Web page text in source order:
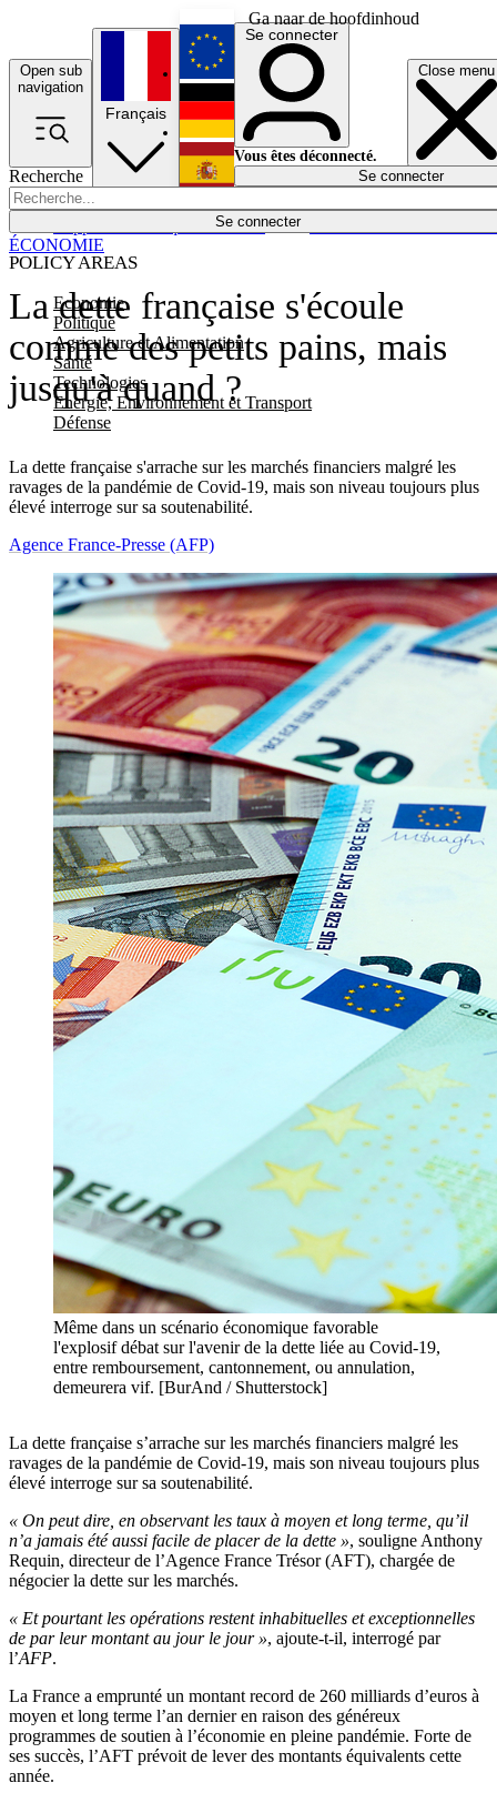
Ga naar de hoofdinhoud
Open sub
navigation
Close menu
Recherche
Se connecter
POLICY AREAS
Economie
Politique
Agriculture et Alimentation
Santé
Technologies
Energie, Environnement et Transport
Défense
Économie
Français
English
Deutsch
Español
Se connecter
Vous êtes déconnecté.
Se connecter
La dette française s'écoule
comme des petits pains, mais
jusqu'à quand ?
La dette française s'arrache sur les marchés financiers malgré les
ravages de la pandémie de Covid-19, mais son niveau toujours plus
élevé interroge sur sa soutenabilité.
ÉCONOMIE
Agence France-Presse (AFP)
Même dans un scénario économique favorable
l'explosif débat sur l'avenir de la dette liée au Covid-19,
entre remboursement, cantonnement, ou annulation,
demeurera vif. [BurAnd / Shutterstock]
La dette française s’arrache sur les marchés financiers malgré les
ravages de la pandémie de Covid-19, mais son niveau toujours plus
élevé interroge sur sa soutenabilité.
« On peut dire, en observant les taux à moyen et long terme, qu’il
n’a jamais été aussi facile de placer de la dette », souligne Anthony
Requin, directeur de l’Agence France Trésor (AFT), chargée de
négocier la dette sur les marchés.
« Et pourtant les opérations restent inhabituelles et exceptionnelles
de par leur montant au jour le jour », ajoute-t-il, interrogé par
l’AFP.
La France a emprunté un montant record de 260 milliards d’euros à
moyen et long terme l’an dernier en raison des généreux
programmes de soutien à l’économie en pleine pandémie. Forte de
ses succès, l’AFT prévoit de lever des montants équivalents cette
année.